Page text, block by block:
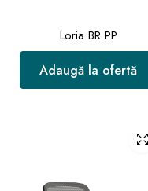
Loria BR PP
Adaugă la ofertă